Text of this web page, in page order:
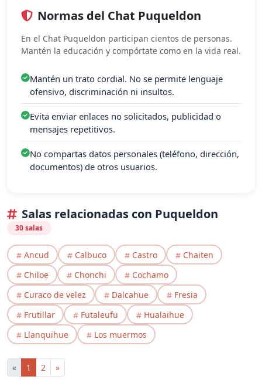
Normas del Chat Puqueldon
En el Chat Puqueldon participan cientos de personas.
Mantén la educación y compórtate como en la vida real.
Mantén un trato cordial. No se permite lenguaje
ofensivo, discriminación ni insultos.
Evita enviar enlaces no solicitados, publicidad o
mensajes repetitivos.
No compartas datos personales (teléfono, dirección,
documentos) de otros usuarios.
Salas relacionadas con Puqueldon
30 salas
Ancud Calbuco Castro
Chaiten
Chiloe
Chonchi
Cochamo
Curaco de velez
Dalcahue
Fresia
Frutillar
Futaleufu
Hualaihue
Llanquihue
Los muermos
« 1 2 »